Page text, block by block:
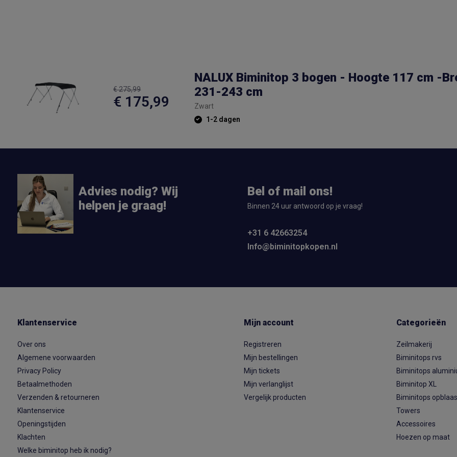
€ 275,99
€ 175,99
NALUX Biminitop 3 bogen - Hoogte 117 cm -
231-243 cm
Zwart
1-2 dagen
Advies nodig? Wij
helpen je graag!
Bel of mail ons!
Binnen 24 uur antwoord op je vraag!
+31 6 42663254
Info@biminitopkopen.nl
Klantenservice
Over ons
Algemene voorwaarden
Privacy Policy
Betaalmethoden
Verzenden & retourneren
Klantenservice
Openingstijden
Klachten
Welke biminitop heb ik nodig?
Mijn account
Registreren
Mijn bestellingen
Mijn tickets
Mijn verlanglijst
Vergelijk producten
Categorieën
Zeilmakerij
Biminitops rvs
Biminitops
Biminitop XL
Biminitops
Towers
Accessoires
Hoezen op maat